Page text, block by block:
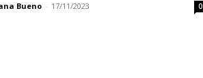
Bueno - 17/11/2023 0